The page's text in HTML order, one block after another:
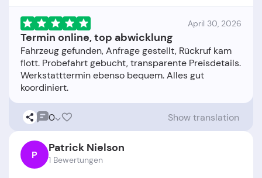
April 30, 2026
Termin online, top abwicklung
Fahrzeug gefunden, Anfrage gestellt, Rückruf kam
flott. Probefahrt gebucht, transparente Preisdetails.
Werkstatttermin ebenso bequem. Alles gut
0 Show translation
P Patrick Nielson
1 Bewertungen